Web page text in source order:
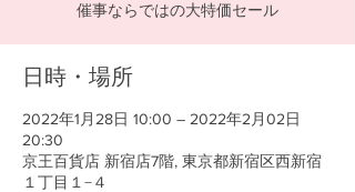
催事ならではの大特価セール
日時・場所
2022年1月28日 10:00 – 2022年2月02日
20:30
京王百貨店 新宿店7階, 東京都新宿区西新宿
１丁目１−４